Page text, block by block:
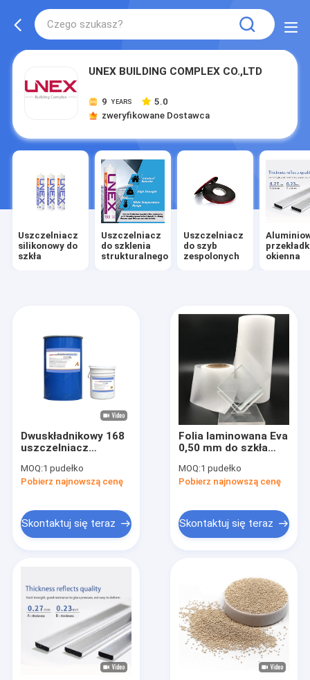
UNEX BUILDING COMPLEX CO.,LTD
9 YEARS
5.0
zweryfikowane Dostawca
Uszczelniacz
silikonowy do
szkła
Uszczelniacz
do szklenia
strukturalnego
Uszczelniacz
do szyb
zespolonych
okienna
Dwuskładnikowy 168
uszczelniacz
osłonowych do
podwójnego szkła
MOQ:1 pudełko
Pobierz najnowszą cenę
Skontaktuj się teraz
Folia laminowana Eva
0,50 mm do szkła
warstw pośrednich
MOQ:1 pudełko
Pobierz najnowszą cenę
Skontaktuj się teraz